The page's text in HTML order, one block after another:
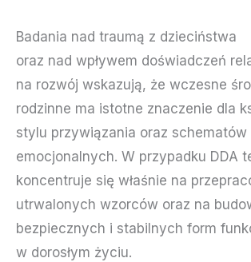
Badania nad traumą z dzieciństwa
oraz nad wpływem doświadczeń
na rozwój wskazują, że wczesne
rodzinne ma istotne znaczenie dla
stylu przywiązania oraz
emocjonalnych. W przypadku DDA
koncentruje się właśnie na
utrwalonych wzorców oraz na
bezpiecznych i stabilnych form
w dorosłym życiu.